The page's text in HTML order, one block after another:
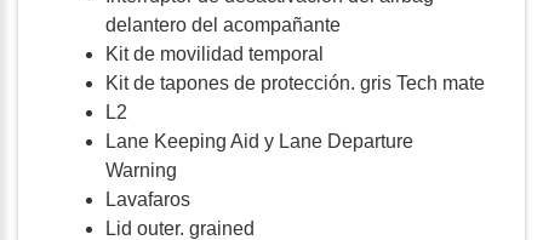
delantero del acompañante
Kit de movilidad temporal
Kit de tapones de protección. gris Tech mate
L2
Lane Keeping Aid y Lane Departure
Warning
Lavafaros
Lid outer. grained